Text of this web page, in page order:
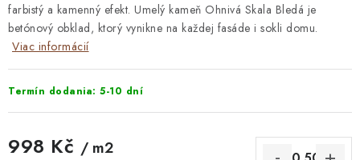
farbistý a kamenný efekt. Umelý kameň Ohnivá Skala Bledá je
betónový obklad, ktorý vynikne na každej fasáde i sokli domu.
Viac informácií
Termín dodania: 5-10 dní
998 Kč / m2